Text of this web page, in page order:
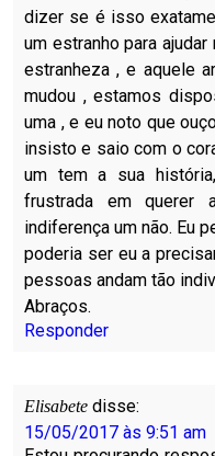
dizer se é isso
um estranho para
estranheza , e aquele
mudou , estamos
uma , e eu noto que
insisto e saio com o
um tem a sua
frustrada em querer
indiferença um não. Eu
poderia ser eu a
pessoas andam tão
Abraços.
Responder
Elisabete disse:
15/05/2017 às 9:51 am